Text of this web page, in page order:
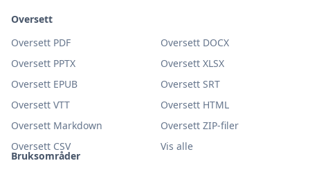
Bruksområder
Oversett
Oversett PDF
Oversett DOCX
Oversett PPTX
Oversett XLSX
Oversett EPUB
Oversett SRT
Oversett VTT
Oversett HTML
Oversett Markdown
Oversett ZIP-filer
Oversett CSV
Vis alle